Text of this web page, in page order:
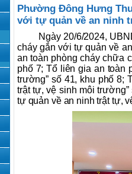
Phường Đông Hưng
với tự quản về an ninh
Ngày 20/6/2024,
cháy gắn với tự quản về
an toàn phòng cháy chữa
phố 7; Tổ liên gia an toàn
trường” số 41, khu phố 8;
trật tự, vệ sinh môi
tự quản về an ninh trật tự,